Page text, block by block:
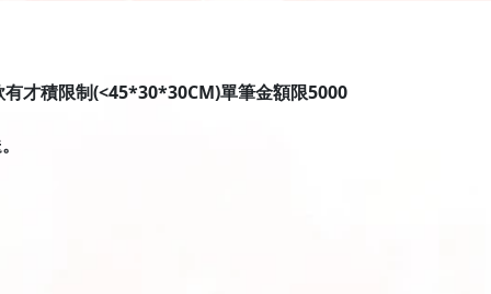
才積限制(<45*30*30CM)單筆金額限5000